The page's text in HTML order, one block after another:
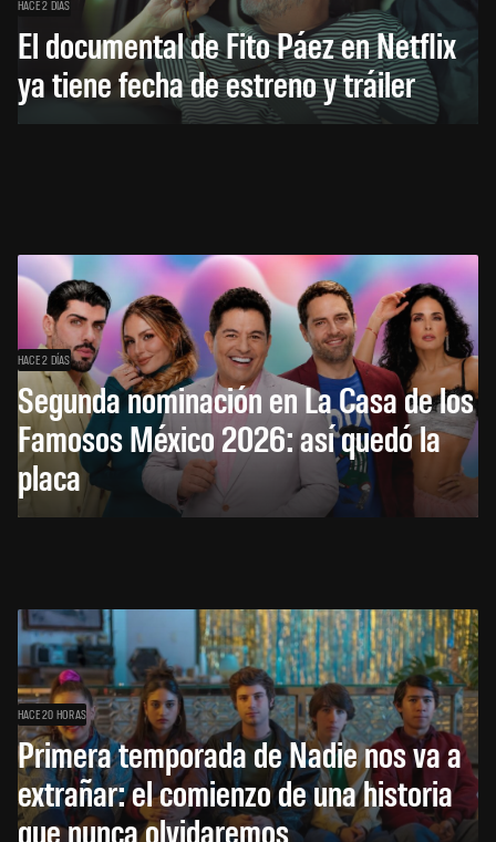
HACE 2 DÍAS
El documental de Fito Páez en Netflix
ya tiene fecha de estreno y tráiler
HACE 2 DÍAS
Segunda nominación en La Casa de los
Famosos México 2026: así quedó la
placa
HACE 20 HORAS
Primera temporada de Nadie nos va a
extrañar: el comienzo de una historia
que nunca olvidaremos